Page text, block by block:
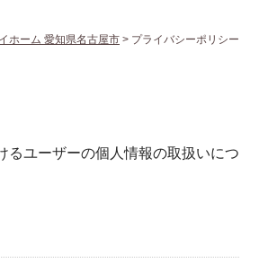
ホーム 愛知県名古屋市 > プライバシーポリシー
るユーザーの個人情報の取扱いにつ